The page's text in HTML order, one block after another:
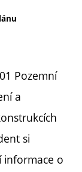
Pozemní
a
si
o